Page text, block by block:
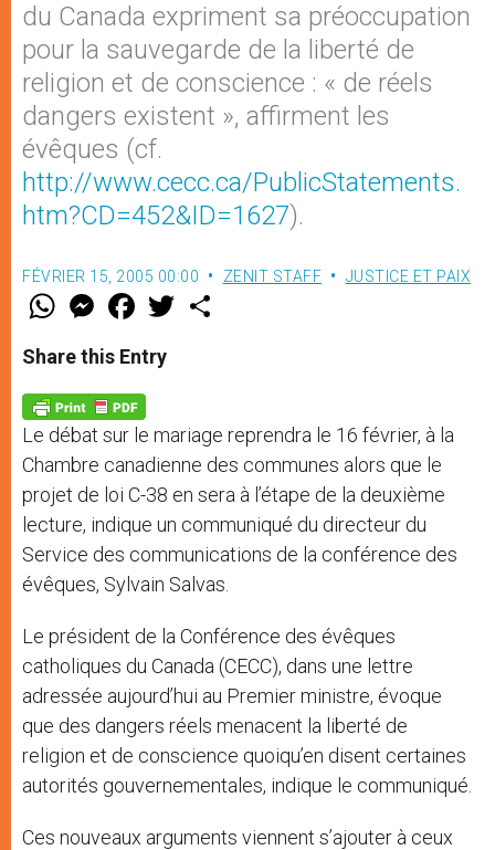
du Canada expriment sa préoccupation
pour la sauvegarde de la liberté de
religion et de conscience : « de réels
dangers existent », affirment les
évêques (cf.
http://www.cecc.ca/PublicStatements.
htm?CD=452&ID=1627).
FÉVRIER 15, 2005 00:00 ZENIT STAFF JUSTICE ET PAIX
W
t
s
p
p
M
e
s
e
g
e
r
F
a
e
b
o
k
w
Share this Entry
Le débat sur le mariage reprendra le 16 février, à la
Chambre canadienne des communes alors que le
projet de loi C-38 en sera à l’étape de la deuxième
lecture, indique un communiqué du directeur du
Service des communications de la conférence des
évêques, Sylvain Salvas.
Le président de la Conférence des évêques
catholiques du Canada (CECC), dans une lettre
adressée aujourd’hui au Premier ministre, évoque
que des dangers réels menacent la liberté de
religion et de conscience quoiqu’en disent certaines
autorités gouvernementales, indique le communiqué.
Ces nouveaux arguments viennent s’ajouter à ceux